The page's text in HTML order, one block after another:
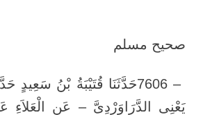
صحيح مسلم
7606 –حَدَّثَنَا قُتَيْبَةُ بْنُ سَعِيدٍ
يَعْنِى الدَّرَاوَرْدِىَّ – عَنِ الْعَلاَءِ